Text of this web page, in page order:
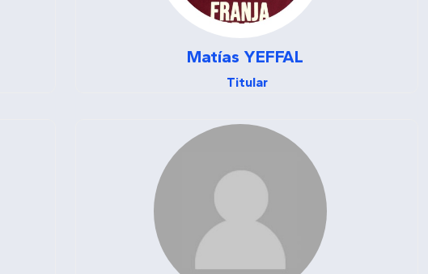
Matías YEFFAL
Titular